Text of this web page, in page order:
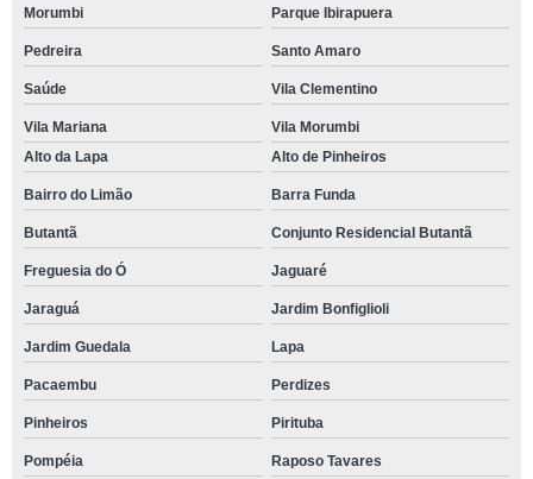
Morumbi Parque Ibirapuera
Pedreira Santo Amaro
Saúde Vila Clementino
Vila Mariana
Vila Morumbi
Alto da Lapa
Alto de Pinheiros
Bairro do Limão Barra Funda
Butantã Conjunto Residencial Butantã
Freguesia do Ó Jaguaré
Jaraguá Jardim Bonfiglioli
Jardim Guedala Lapa
Pacaembu Perdizes
Pinheiros Pirituba
Pompéia Raposo Tavares